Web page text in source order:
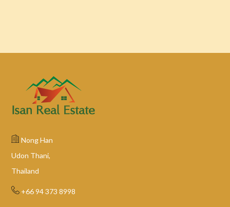
Nong Han
Udon Thani,
Thailand
+66 94 373 8998